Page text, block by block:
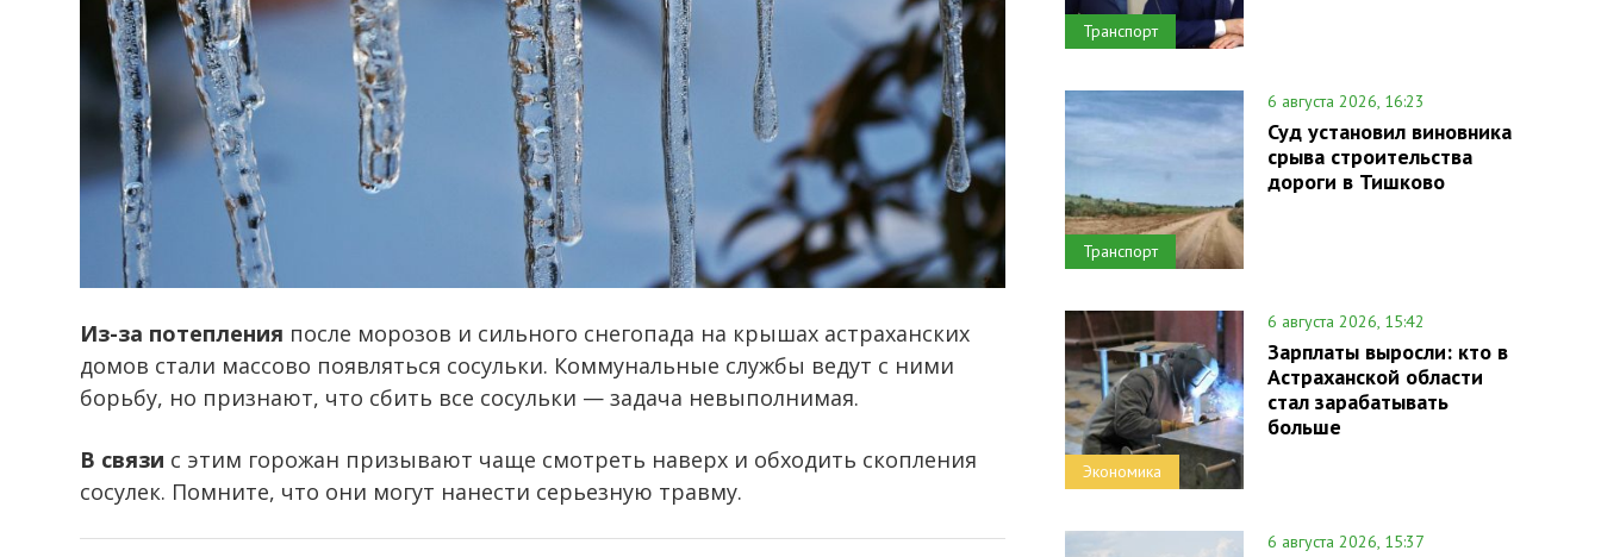
Из-за потепления после морозов и сильного снегопада на крышах астраханских
домов стали массово появляться сосульки. Коммунальные службы ведут с ними
борьбу, но признают, что сбить все сосульки — задача невыполнимая.
В связи с этим горожан призывают чаще смотреть наверх и обходить скопления
сосулек. Помните, что они могут нанести серьезную травму.
Транспорт
Транспорт
6 августа 2026, 16:23
Суд установил виновника
срыва строительства
дороги в Тишково
Экономика
6 августа 2026, 15:42
Зарплаты выросли: кто в
Астраханской области
стал зарабатывать
больше
6 августа 2026, 15:37